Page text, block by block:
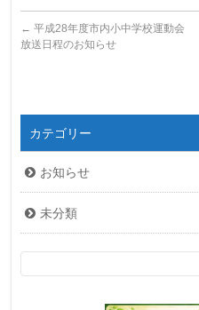
← 平成28年度市内小中学校運動会
放送日程のお知らせ
カテゴリー
お知らせ
未分類